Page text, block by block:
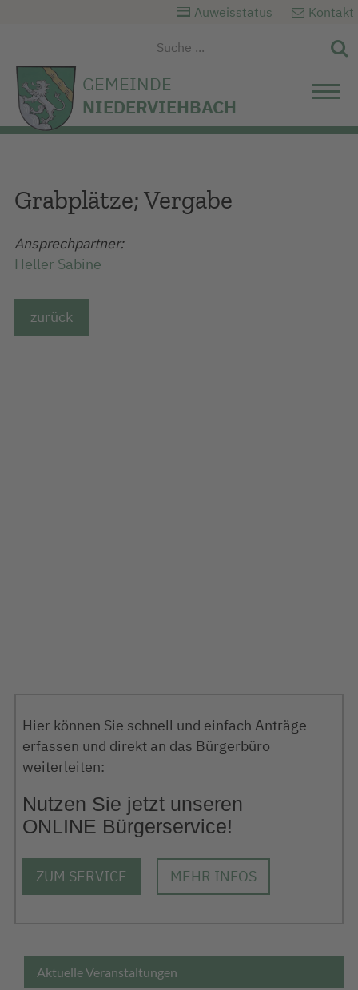
Auweisstatus Kontakt

GEMEINDE
NIEDERVIEHBACH
Grabplätze; Vergabe
Ansprechpartner:
Heller Sabine
zurück
Hier können Sie schnell und einfach Anträge
erfassen und direkt an das Bürgerbüro
weiterleiten:
Nutzen Sie jetzt unseren
ONLINE Bürgerservice!
ZUM SERVICE MEHR INFOS